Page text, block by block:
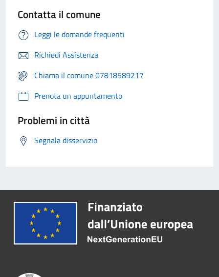
Contatta il comune
Leggi le domande frequenti
Richiedi Assistenza
Chiama il comune 07818589217
Prenota un appuntamento
Problemi in città
Segnala disservizio